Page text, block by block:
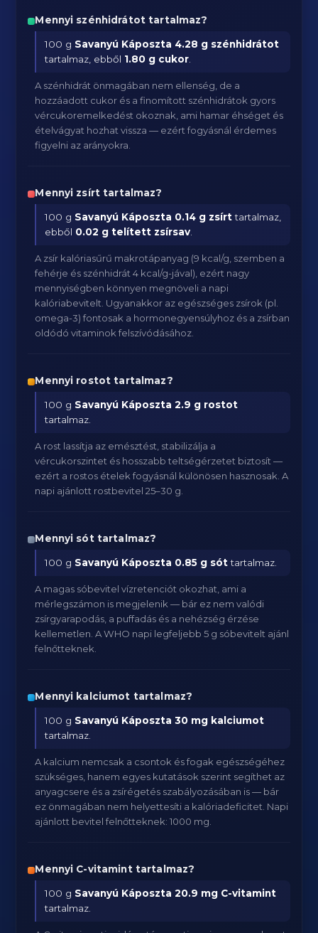
Mennyi szénhidrátot tartalmaz?
100 g Savanyú Káposzta 4.28 g szénhidrátot
tartalmaz, ebből 1.80 g cukor
A szénhidrát önmagában nem ellenség, de a
hozzáadott cukor és a finomított szénhidrátok gyors
vércukoremelkedést okoznak, ami hamar éhséget és
ételvágyat hozhat vissza — ezért fogyásnál érdemes
figyelni az arányokra.
Mennyi zsírt tartalmaz?
100 g Savanyú Káposzta 0.14 g zsírttartalmaz,
ebből 0.02 g telített zsírsav
A zsír kalóriasűrű makrotápanyag (9 kcal/g, szemben a
fehérje és szénhidrát 4 kcal/g-jával), ezért nagy
mennyiségben könnyen megnöveli a napi
kalóriabevitelt. Ugyanakkor az egészséges zsírok (pl.
omega-3) fontosak a hormonegyensúlyhoz és a zsírban
oldódó vitaminok felszívódásához.
Mennyi rostot tartalmaz?
100 g Savanyú Káposzta 2.9 g rostot
tartalmaz.
A rost lassítja az emésztést, stabilizálja a
vércukorszintet és hosszabb teltségérzetet biztosít —
ezért a rostos ételek fogyásnál különösen hasznosak. A
napi ajánlott rostbevitel 25–30 g.
Mennyi sót tartalmaz?
100 g Savanyú Káposzta 0.85 g sóttartalmaz.
A magas sóbevitel vízretenciót okozhat, ami a
mérlegszámon is megjelenik — bár ez nem valódi
zsírgyarapodás, a puffadás és a nehézség érzése
kellemetlen. A WHO napi legfeljebb 5 g sóbevitelt ajánl
felnőtteknek.
Mennyi kalciumot tartalmaz?
100 g Savanyú Káposzta 30 mg kalciumot
tartalmaz.
A kalcium nemcsak a csontok és fogak egészségéhez
szükséges, hanem egyes kutatások szerint segíthet az
anyagcsere és a zsírégetés szabályozásában is — bár
ez önmagában nem helyettesíti a kalóriadeficitet. Napi
ajánlott bevitel felnőtteknek: 1000 mg.
Mennyi C-vitamint tartalmaz?
100 g Savanyú Káposzta 20.9 mg C-vitamint
tartalmaz.